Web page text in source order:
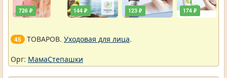
726 ₽ 144 ₽ 123 ₽ 174 ₽
45 ТОВАРОВ. Уходовая для лица.
Орг: МамаСтепашки